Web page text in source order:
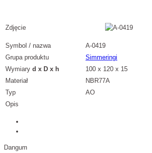
Zdjęcie
Symbol / nazwa
A-0419
Grupa produktu
Simmeringi
Wymiary d x D x h
100 x 120 x 15
Materiał
NBR77A
Typ
AO
Opis
Dangum